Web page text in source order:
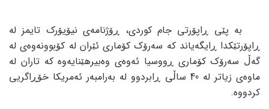
بە پێی ڕاپۆرتی جام کوردی، ڕۆژنامەی نیۆیۆرک تایمز لە
ڕاپۆرتێکدا ڕایگەیاند کە سەرۆک کۆماری ئێران لە کۆبوونەوەی لە
گەڵ سەرۆک کۆماری ڕووسیا ئەوەی وەبیرهێنایەوە کە تاران لە
ماوەی زیاتر لە 40 ساڵی ڕابردوو لە بەرامبەر ئەمریکا خۆڕاگریی
کردووە.